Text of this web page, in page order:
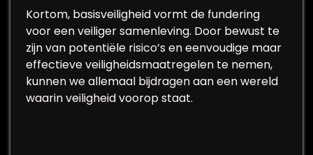
Kortom, basisveiligheid vormt de fundering
voor een veiliger samenleving. Door bewust te
zijn van potentiële risico’s en eenvoudige maar
effectieve veiligheidsmaatregelen te nemen,
kunnen we allemaal bijdragen aan een wereld
waarin veiligheid voorop staat.